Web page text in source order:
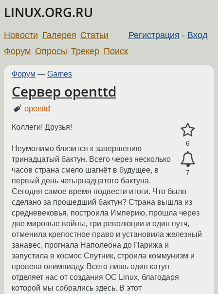
LINUX.ORG.RU
Регистрация - Вход
Новости Галерея Статьи
Форум Опросы Трекер Поиск
Форум — Games
Сервер openttd
openttd
6
7
Коллеги! Друзья!
Неумолимо близится к завершению
тринадцатый бактун. Всего через несколько
часов страна смело шагнёт в будущее, в
первый день четырнадцатого бактуна.
Сегодня самое время подвести итоги. Что было
сделано за прошедший бактун? Страна вышла из
средневековья, построила Империю, прошла через
две мировые войны, три революции и один путч,
отменила крепостное право и установила железный
занавес, прогнала Наполеона до Парижа и
запустила в космос Спутник, строила коммунизм и
провела олимпиаду. Всего лишь один катун
отделяет нас от создания ОС Linux, благодаря
которой мы собрались здесь. В этот